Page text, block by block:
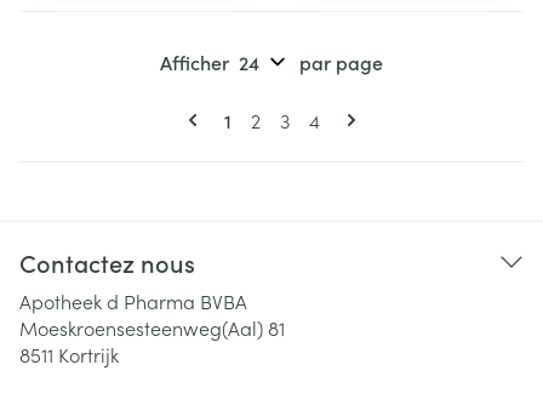
Pages
Vous lisez actuellement la page
1 Page
2 Page
3 Page
4
Afficher par page
Contactez nous
Apotheek d Pharma BVBA
Moeskroensesteenweg(Aal) 81
8511 Kortrijk